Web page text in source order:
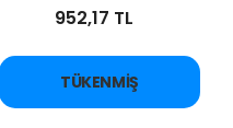
952,17 TL
TÜKENMIŞ